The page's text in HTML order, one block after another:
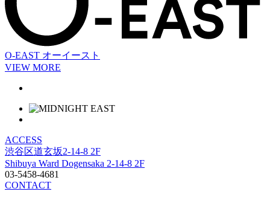
O-EAST オーイースト
VIEW MORE
ACCESS
渋谷区道玄坂2-14-8 2F
Shibuya Ward Dogensaka 2-14-8 2F
03-5458-4681
CONTACT